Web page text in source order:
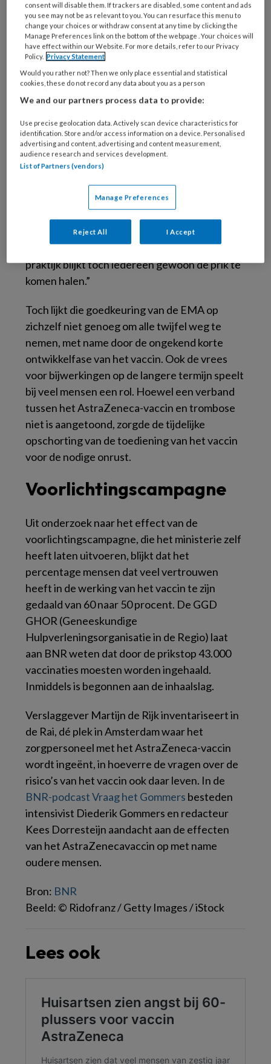
werking van het vaccin daalde van 60
naar 50 procent.
Na goedkeuring van de EMA hebben de
huisartsen de vaccinaties met AstaZeneca
onmiddellijk hervat. Volgens Ella Kalsbeek,
voorzitter van de Landelijke Huisartsen
Vereniging (LHV), zien veel ouderen het
belang van vaccinatie in. Ze weten dat er
weinig alternatieven zijn en de
vertrouwensband die veel ouderen hebben
streep. Kalsbeek: “Huisartsen krijgen veel
vragen over vaccinatie en vaccins, maar in de
praktijk blijkt toch iedereen gewoon de prik te
komen halen.”
Toch lijkt die goedkeuring van de EMA op
zichzelf niet genoeg om alle twijfel weg te
nemen, met name door de ongekend korte
ontwikkelfase van het vaccin. Ook de vrees
voor bijwerkingen op de langere termijn speelt
bij veel mensen een rol. Hoewel een verband
tussen het AstraZeneca-vaccin en trombose
niet is aangetoond, zorgde de tijdelijke
opschorting van de toediening van het vaccin
voor de nodige onrust.
Voorlichtingscampagne
Uit onderzoek naar het effect van de
voorlichtingscampagne, die het ministerie zelf
heeft laten uitvoeren, blijkt dat het
percentage mensen dat veel vertrouwen
heeft in de werking van het vaccin te zijn
gedaald van 60 naar 50 procent. De GGD
GHOR (Geneeskundige
Hulpverleningsorganisatie in de Regio) laat
aan BNR weten dat door de prikstop 43.000
vaccinaties moesten worden ingehaald.
Inmiddels is begonnen aan de inhaalslag.
Verslaggever Martijn de Rijk inventariseert in
de Rai, dé plek in Amsterdam waar het
zorgpersoneel met het AstraZeneca-vaccin
wordt ingeënt, in hoeverre de vragen over de
risico’s van het vaccin ook daar leven. In de
BNR-podcast Vraag het Gommers besteden
intensivist Diederik Gommers en redacteur
Kees Dorresteijn aandacht aan de effecten
van het AstraZenecavaccin op met name
oudere mensen.
Bron: BNR
Beeld: © Ridofranz / Getty Images / iStock
Lees ook
consent will disable them. If trackers are disabled, some content and ads
you see may not be as relevant to you. You can resurface this menu to
change your choices or withdraw consent at any time by clicking the
Manage Preferences link on the bottom of the webpage . Your choices will
have effect within our Website. For more details, refer to our Privacy
Policy. Privacy Statement
Would you rather not? Then we only place essential and statistical
cookies, these do not record any data about you as a person
We and our partners process data to provide:
Use precise geolocation data. Actively scan device characteristics for
identification. Store and/or access information on a device. Personalised
advertising and content, advertising and content measurement,
audience research and services development.
List of Partners (vendors)
Manage Preferences
Reject All I Accept